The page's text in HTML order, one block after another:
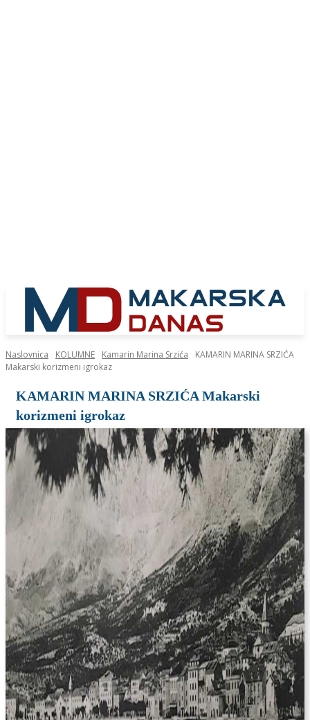
Naslovnica KOLUMNE Kamarin Marina Srzića
KAMARIN MARINA SRZIĆA
Makarski korizmeni igrokaz
KAMARIN MARINA SRZIĆA Makarski
korizmeni igrokaz